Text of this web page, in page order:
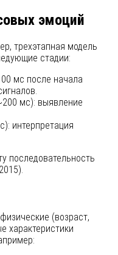
эмоций
трехэтапная модель
стадии:
мс после начала
мс): выявление
интерпретация
последовательность
(возраст,
характеристики